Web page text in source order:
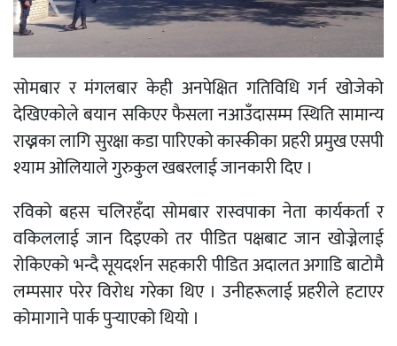
सोमबार र मंगलबार केही अनपेक्षित गतिविधि गर्न खोजेको
देखिएकोले बयान सकिएर फैसला नआउँदासम्म स्थिति सामान्य
राख्नका लागि सुरक्षा कडा पारिएको कास्कीका प्रहरी प्रमुख एसपी
श्याम ओलियाले गुरुकुल खबरलाई जानकारी दिए ।
रविको बहस चलिरहँदा सोमबार रास्वपाका नेता कार्यकर्ता र
वकिललाई जान दिइएको तर पीडित पक्षबाट जान खोज्नेलाई
रोकिएको भन्दै सूयदर्शन सहकारी पीडित अदालत अगाडि बाटोमै
लम्पसार परेर विरोध गरेका थिए । उनीहरूलाई प्रहरीले हटाएर
कोमागाने पार्क पुर्‍याएको थियो ।